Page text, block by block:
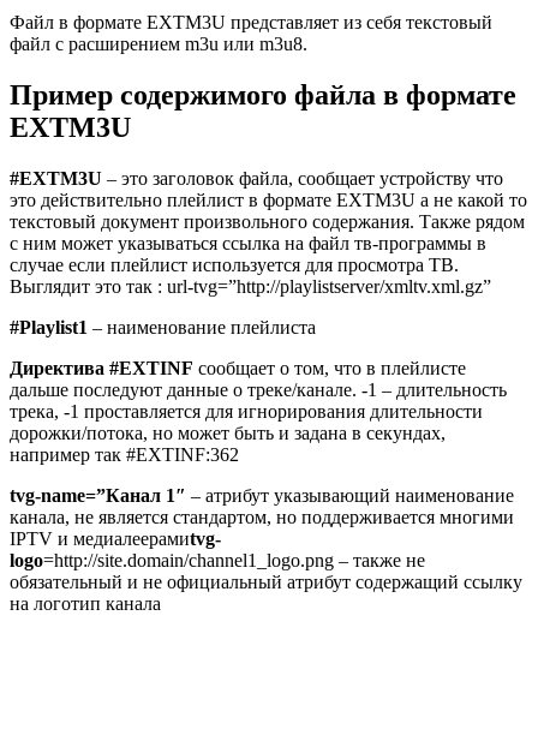
Файл в формате EXTM3U представляет из себя текстовый
файл с расширением m3u или m3u8.
Пример содержимого файла в формате
EXTM3U
#EXTM3U – это заголовок файла, сообщает устройству что
это действительно плейлист в формате EXTM3U а не какой то
текстовый документ произвольного содержания. Также рядом
с ним может указываться ссылка на файл тв-программы в
случае если плейлист используется для просмотра ТВ.
Выглядит это так : url-tvg=”http://playlistserver/xmltv.xml.gz”
#Playlist1 – наименование плейлиста
Директива #EXTINF сообщает о том, что в плейлисте
дальше последуют данные о треке/канале. -1 – длительность
трека, -1 проставляется для игнорирования длительности
дорожки/потока, но может быть и задана в секундах,
например так #EXTINF:362
tvg-name=”Канал 1″ – атрибут указывающий наименование
канала, не является стандартом, но поддерживается многими
IPTV и медиалеерамиtvg-
logo=http://site.domain/channel1_logo.png – также не
обязательный и не официальный атрибут содержащий ссылку
на логотип канала